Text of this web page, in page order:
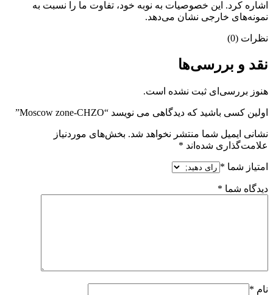
اشاره کرد. این خصوصیات به نوبه خود، تفاوت ما را نسبت به
نمونه‌های خارجی نشان می‌دهد.
نظرات (0)
نقد و بررسی‌ها
هنوز بررسی‌ای ثبت نشده است.
اولین کسی باشید که دیدگاهی می نویسد “Moscow zone-CHZO”
نشانی ایمیل شما منتشر نخواهد شد. بخش‌های موردنیاز
علامت‌گذاری شده‌اند *
امتیاز شما *
دیدگاه شما *
نام *